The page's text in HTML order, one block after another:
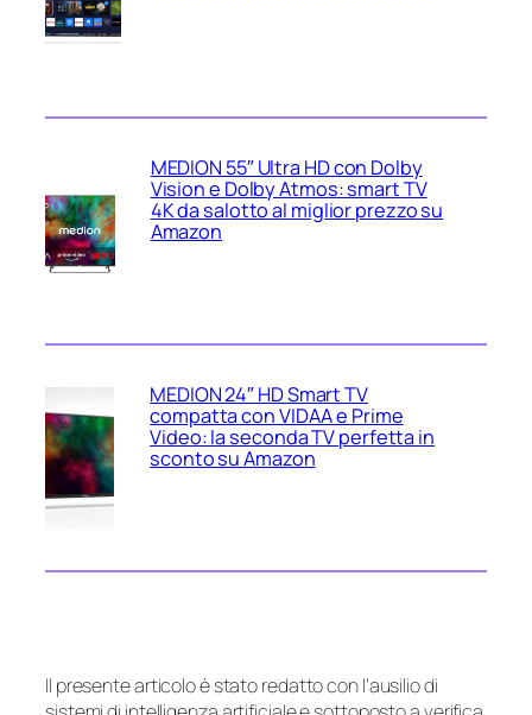
MEDION 55″ Ultra HD con Dolby
Vision e Dolby Atmos: smart TV
4K da salotto al miglior prezzo su
Amazon
MEDION 24″ HD Smart TV
compatta con VIDAA e Prime
Video: la seconda TV perfetta in
sconto su Amazon
Il presente articolo è stato redatto con l’ausilio di